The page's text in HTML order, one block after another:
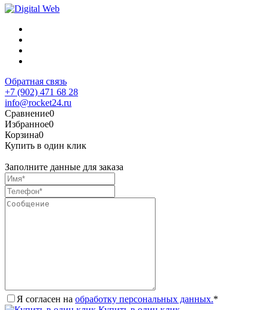
Обратная связь
+7 (902) 471 68 28
info@rocket24.ru
Сравнение0
Избранное0
Корзина0
Купить в один клик
Заполните данные для заказа
Я согласен на обработку персональных данных.*